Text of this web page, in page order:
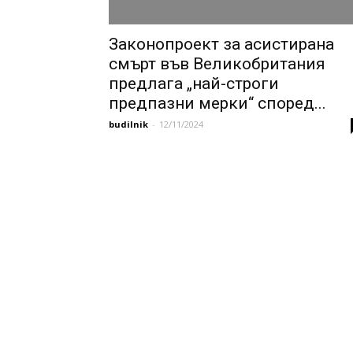
Законопроект за асистирана
смърт във Великобритания
предлага „най-строги
предпазни мерки“ според...
budilnik - 12/11/2024